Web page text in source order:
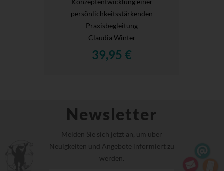
Konzeptentwicklung einer
persönlichkeitsstärkenden
Praxisbegleitung
Claudia Winter
39,95 €
Newsletter
Melden Sie sich jetzt an, um über
Neuigkeiten und Angebote informiert zu
werden.